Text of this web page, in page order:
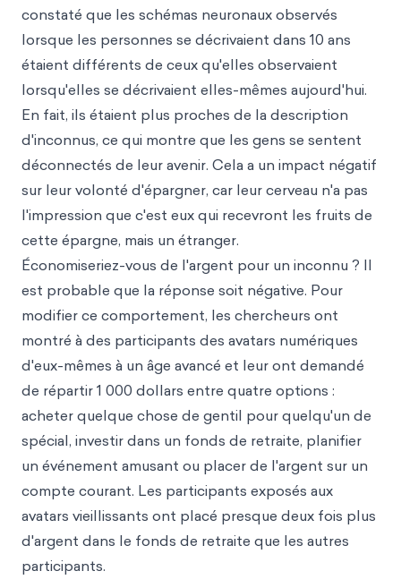
constaté que les schémas neuronaux observés
lorsque les personnes se décrivaient dans 10 ans
étaient différents de ceux qu'elles observaient
lorsqu'elles se décrivaient elles-mêmes aujourd'hui.
En fait, ils étaient plus proches de la description
d'inconnus, ce qui montre que les gens se sentent
déconnectés de leur avenir. Cela a un impact négatif
sur leur volonté d'épargner, car leur cerveau n'a pas
l'impression que c'est eux qui recevront les fruits de
cette épargne, mais un étranger.
Économiseriez-vous de l'argent pour un inconnu ? Il
est probable que la réponse soit négative. Pour
modifier ce comportement, les chercheurs ont
montré à des participants des avatars numériques
d'eux-mêmes à un âge avancé et leur ont demandé
de répartir 1 000 dollars entre quatre options :
acheter quelque chose de gentil pour quelqu'un de
spécial, investir dans un fonds de retraite, planifier
un événement amusant ou placer de l'argent sur un
compte courant. Les participants exposés aux
avatars vieillissants ont placé presque deux fois plus
d'argent dans le fonds de retraite que les autres
participants.